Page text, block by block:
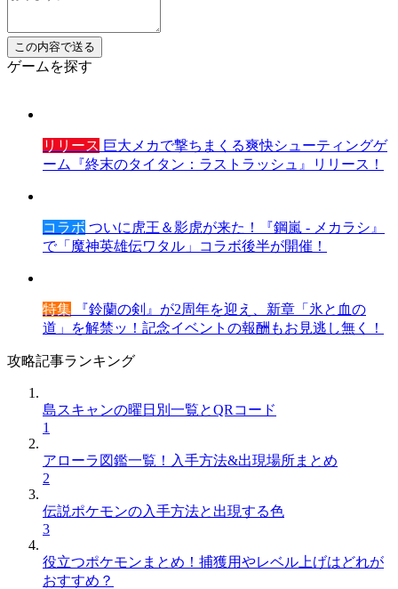
ゲームを探す
リリース 巨大メカで撃ちまくる爽快シューティングゲ
ーム『終末のタイタン：ラストラッシュ』リリース！
コラボ ついに虎王＆影虎が来た！『鋼嵐 - メカラシ』
で「魔神英雄伝ワタル」コラボ後半が開催！
特集 『鈴蘭の剣』が2周年を迎え、新章「氷と血の
道」を解禁ッ！記念イベントの報酬もお見逃し無く！
攻略記事ランキング
島スキャンの曜日別一覧とQRコード
1
アローラ図鑑一覧！入手方法&出現場所まとめ
2
伝説ポケモンの入手方法と出現する色
3
役立つポケモンまとめ！捕獲用やレベル上げはどれが
おすすめ？